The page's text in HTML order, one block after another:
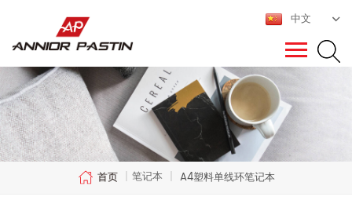
中文
首页 | 笔记本 | A4塑料单线环笔记本